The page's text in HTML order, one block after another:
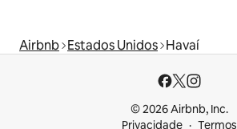
Airbnb Estados Unidos Havaí
© 2026 Airbnb, Inc.
Privacidade
Termos